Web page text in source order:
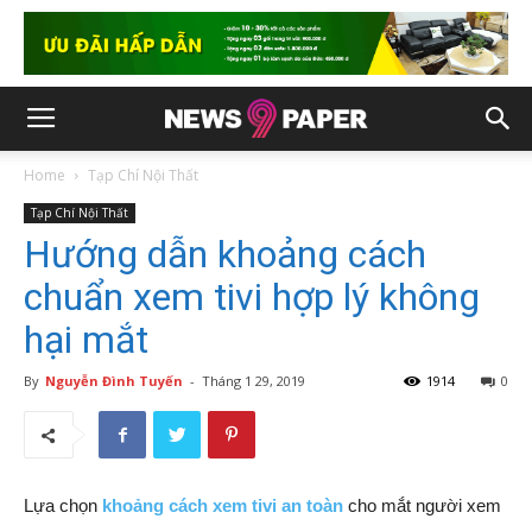
Home Tạp Chí Nội Thất
Tạp Chí Nội Thất
Hướng dẫn khoảng cách
chuẩn xem tivi hợp lý không
hại mắt
By Nguyễn Đình Tuyến - Tháng 1 29, 2019 0
1914
Lựa chọn khoảng cách xem tivi an toàn cho mắt người xem